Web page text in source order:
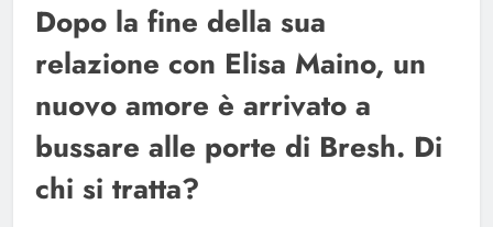
Dopo la fine della sua
relazione con Elisa Maino, un
nuovo amore è arrivato a
bussare alle porte di Bresh. Di
chi si tratta?